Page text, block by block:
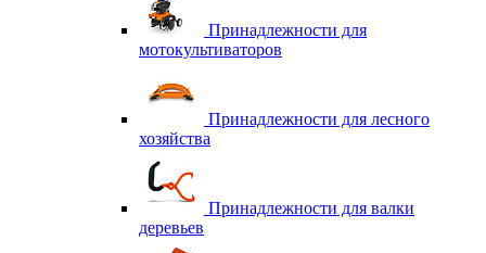
Принадлежности для
мотокультиваторов
Принадлежности для лесного
хозяйства
Принадлежности для валки
деревьев